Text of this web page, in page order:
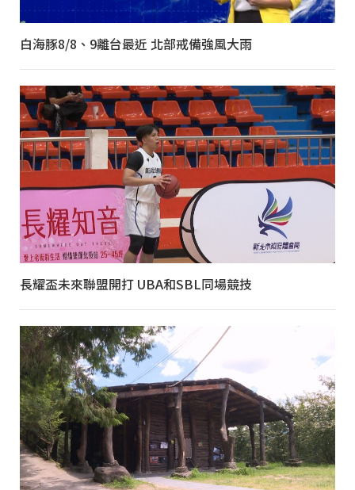
白海豚8/8、9離台最近 北部戒備強風大雨
長耀盃未來聯盟開打 UBA和SBL同場競技